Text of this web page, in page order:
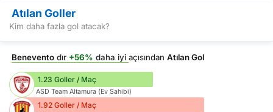
Atılan Goller
Kim daha fazla gol atacak?
Benevento dır +56% daha iyi açısından Atılan Gol
1.23 Goller / Maç
ASD Team Altamura (Ev Sahibi)
1.92 Goller / Maç